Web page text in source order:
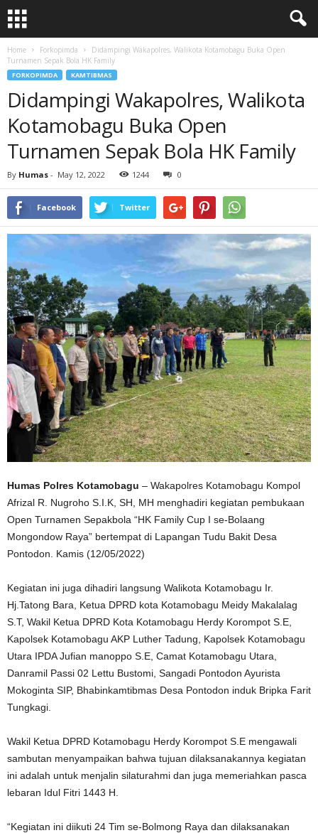
Home Forkopimda
Didampingi Wakapolres, Walikota Kotamobagu Buka Open
Turnamen Sepak Bola HK Family
FORKOPIMDA KAMTIBMAS
Didampingi Wakapolres, Walikota
Kotamobagu Buka Open
Turnamen Sepak Bola HK Family
By Humas - May 12, 2022 1244 0
Facebook Twitter
Humas Polres Kotamobagu – Wakapolres Kotamobagu Kompol
Afrizal R. Nugroho S.I.K, SH, MH menghadiri kegiatan pembukaan
Open Turnamen Sepakbola “HK Family Cup I se-Bolaang
Mongondow Raya” bertempat di Lapangan Tudu Bakit Desa
Pontodon. Kamis (12/05/2022)
Kegiatan ini juga dihadiri langsung Walikota Kotamobagu Ir.
Hj.Tatong Bara, Ketua DPRD kota Kotamobagu Meidy Makalalag
S.T, Wakil Ketua DPRD Kota Kotamobagu Herdy Korompot S.E,
Kapolsek Kotamobagu AKP Luther Tadung, Kapolsek Kotamobagu
Utara IPDA Jufian manoppo S.E, Camat Kotamobagu Utara,
Danramil Passi 02 Lettu Bustomi, Sangadi Pontodon Ayurista
Mokoginta SIP, Bhabinkamtibmas Desa Pontodon induk Bripka Farit
Tungkagi.
Wakil Ketua DPRD Kotamobagu Herdy Korompot S.E mengawali
sambutan menyampaikan bahwa tujuan dilaksanakannya kegiatan
ini adalah untuk menjalin silaturahmi dan juga memeriahkan pasca
lebaran Idul Fitri 1443 H.
“Kegiatan ini diikuti 24 Tim se-Bolmong Raya dan dilaksanakan